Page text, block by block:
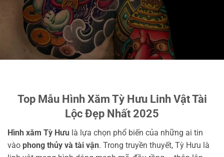
Top Mẫu Hình Xăm Tỳ Hưu Linh Vật Tài
Lộc Đẹp Nhất 2025
Hình xăm Tỳ Hưu là lựa chọn phổ biến của những ai tin
vào phong thủy và tài vận. Trong truyền thuyết, Tỳ Hưu là